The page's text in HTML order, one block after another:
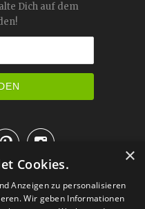
Dich auf dem
 ×
Cookies.
Anzeigen zu personalisieren
Wir geben Informationen